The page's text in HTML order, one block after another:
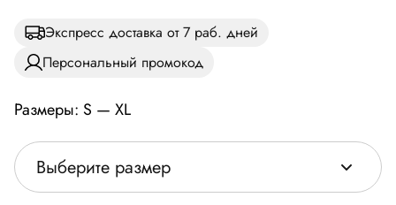
Экспресс доставка от 7 раб. дней
Персональный промокод
Размеры: S — XL
Выберите размер